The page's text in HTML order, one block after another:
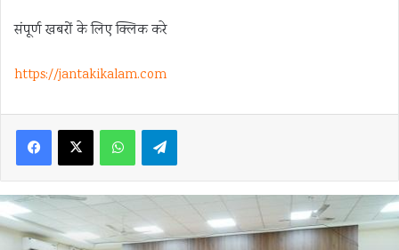
संपूर्ण खबरों के लिए क्लिक करे
https://jantakikalam.com
FacebookX WhatsAppTelegram